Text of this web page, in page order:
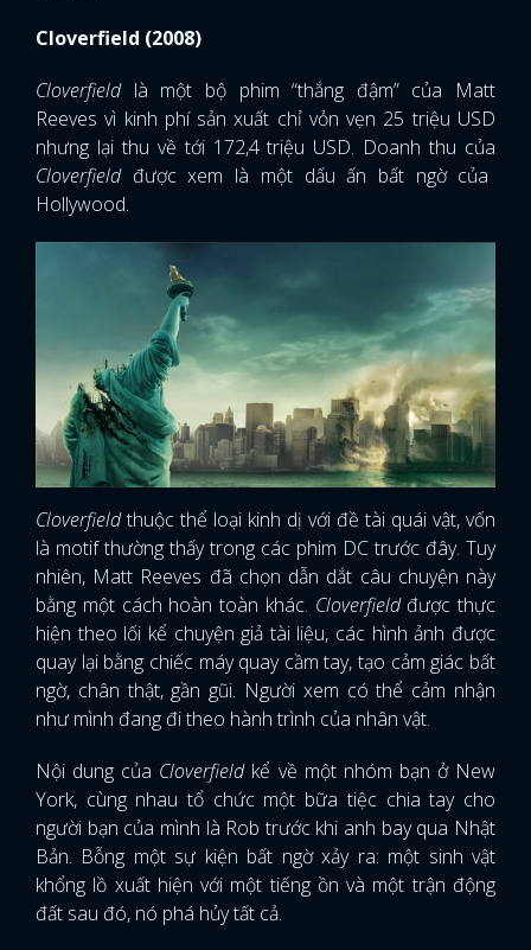
Cloverfield (2008)
Cloverfieldlà một bộ phim “thắng đậm” của Matt
Reeves vì kinh phí sản xuất chỉ vỏn vẹn 25 triệu USD
nhưng lại thu về tới 172,4 triệu USD. Doanh thu của
Cloverfield được xem là một dấu ấn bất ngờ của
Hollywood.
Cloverfieldthuộc thể loại kinh dị với đề tài quái vật, vốn
là motif thường thấy trong các phim DC trước đây. Tuy
nhiên, Matt Reeves đã chọn dẫn dắt câu chuyện này
bằng một cách hoàn toàn khác. Cloverfieldđược thực
hiện theo lối kể chuyện giả tài liệu, các hình ảnh được
quay lại bằng chiếc máy quay cầm tay, tạo cảm giác bất
ngờ, chân thật, gần gũi. Người xem có thể cảm nhận
như mình đang đi theo hành trình của nhân vật.
Nội dung của Cloverfieldkể về một nhóm bạn ở New
York, cùng nhau tổ chức một bữa tiệc chia tay cho
người bạn của mình là Rob trước khi anh bay qua Nhật
Bản. Bỗng một sự kiện bất ngờ xảy ra: một sinh vật
khổng lồ xuất hiện với một tiếng ồn và một trận động
đất sau đó, nó phá hủy tất cả.